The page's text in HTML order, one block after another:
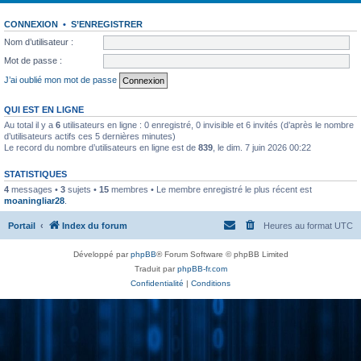
CONNEXION • S’ENREGISTRER
Nom d’utilisateur :
Mot de passe :
J’ai oublié mon mot de passe
QUI EST EN LIGNE
Au total il y a 6 utilisateurs en ligne : 0 enregistré, 0 invisible et 6 invités (d’après le nombre
d’utilisateurs actifs ces 5 dernières minutes)
Le record du nombre d’utilisateurs en ligne est de 839 , le dim. 7 juin 2026 00:22
STATISTIQUES
4 messages • 3 sujets • 15 membres • Le membre enregistré le plus récent est
moaningliar28
Portail Index du forum Heures au format UTC
Développé parphpBB® Forum Software © phpBB Limited
Traduit parphpBB-fr.com
Confidentialité | Conditions